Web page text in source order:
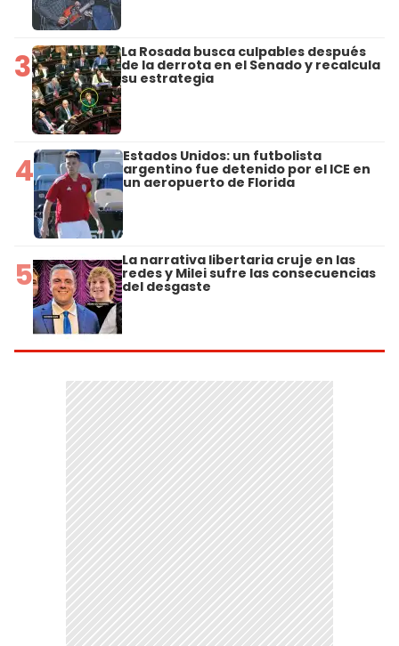
3 La Rosada busca culpables después
de la derrota en el Senado y recalcula
su estrategia
4 Estados Unidos: un futbolista
argentino fue detenido por el ICE en
un aeropuerto de Florida
5 La narrativa libertaria cruje en las
redes y Milei sufre las consecuencias
del desgaste